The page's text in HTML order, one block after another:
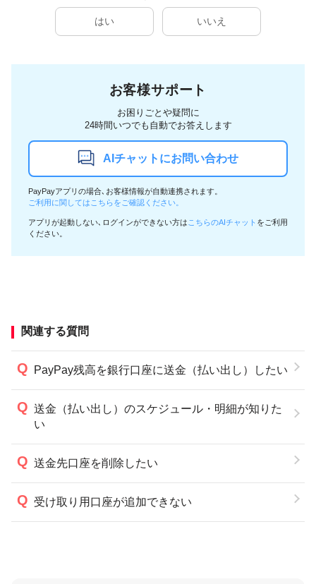
はい いいえ
お客様サポート
お困りごとや疑問に
24時間いつでも自動でお答えします
AIチャットにお問い合わせ
PayPayアプリの場合､お客様情報が自動連携されます。
ご利用に関してはこちらをご確認ください。
アプリが起動しない､ログインができない方は こちらのAIチャット をご利用
ください。
関連する質問
PayPay残高を銀行口座に送金（払い出し）したい
送金（払い出し）のスケジュール・明細が知りた
い
送金先口座を削除したい
受け取り用口座が追加できない